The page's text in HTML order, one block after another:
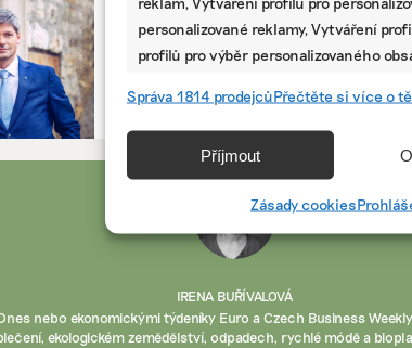
personalizované reklamy, Vytváření
profilů pro výběr personalizovaného
Přiřazování a kombinování údajů z
zařízení, Identifikace zařízení na
Používání přesných údajů o
aktivně vyžádaných informací.
Správa 1814 prodejcůPřečtěte si více o
Příjmout
Zásady cookies
KLIMATICKÁ ZMĚNA
Prezidentští kandidáti: Marek
budoucí prosperita závisí na
IRENA BUŘÍVALOVÁ
nebo ekonomickými týdeníky Euro a Czech Business
ekologickém zemědělství, odpadech, rychlé módě a